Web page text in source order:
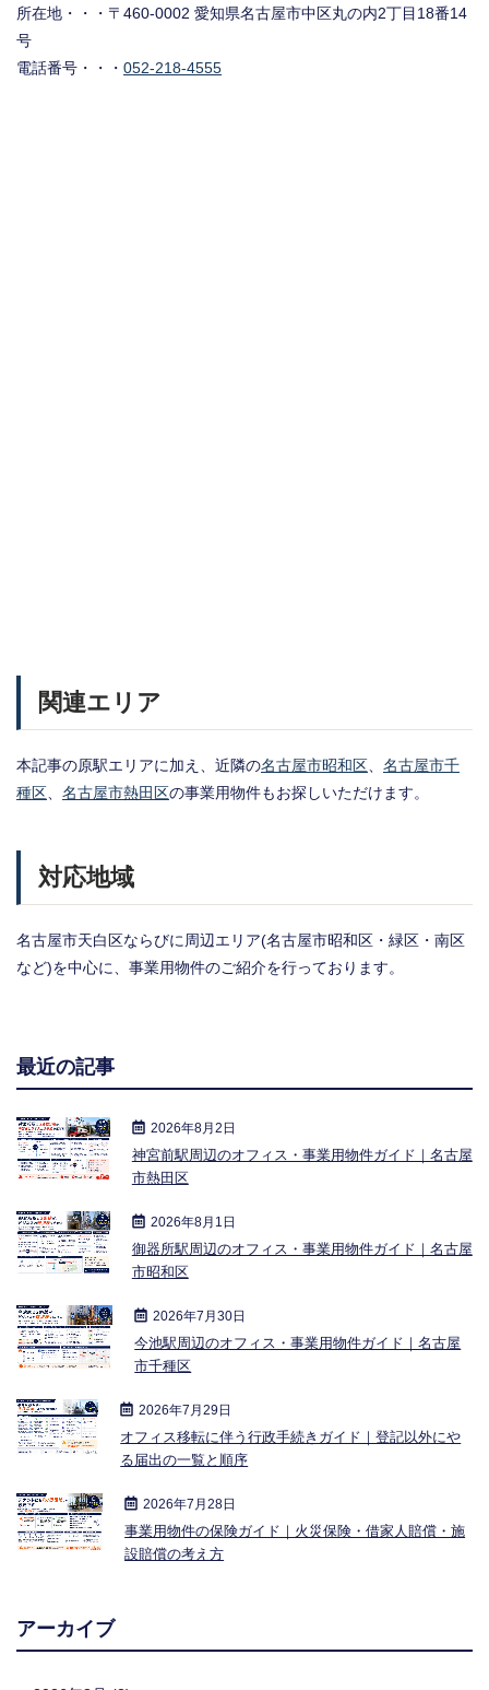
所在地・・・〒460-0002 愛知県名古屋市中区丸の内2丁目18番14
号
電話番号・・・ 052-218-4555
関連エリア
本記事の原駅エリアに加え、近隣の名古屋市昭和区、 名古屋市千
種区、 名古屋市熱田区の事業用物件もお探しいただけます。
対応地域
名古屋市天白区ならびに周辺エリア(名古屋市昭和区・緑区・南区
など)を中心に、事業用物件のご紹介を行っております。
最近の記事
2026年8月2日
神宮前駅周辺のオフィス・事業用物件ガイド｜名古屋
市熱田区
2026年8月1日
御器所駅周辺のオフィス・事業用物件ガイド｜名古屋
市昭和区
2026年7月30日
今池駅周辺のオフィス・事業用物件ガイド｜名古屋
市千種区
2026年7月29日
オフィス移転に伴う行政手続きガイド｜登記以外にや
る届出の一覧と順序
2026年7月28日
事業用物件の保険ガイド｜火災保険・借家人賠償・施
設賠償の考え方
アーカイブ